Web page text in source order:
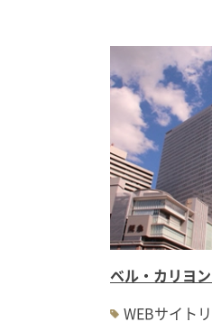
ベル・カリヨ
WEBサイト